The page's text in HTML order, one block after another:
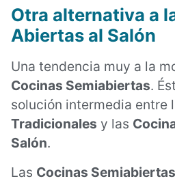
Otra alternativa a
Abiertas al Salón
Una tendencia muy a la
Cocinas Semiabiertas.
solución intermedia entre
Tradicionales y las
Salón.
Las Cocinas Semiabiertas